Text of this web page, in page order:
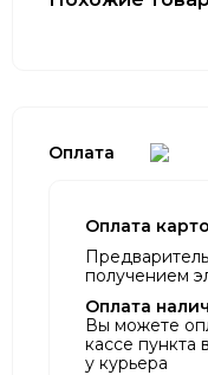
Оплата
Оплата
получением
Оплата
Вы можете
кассе пункта
у курьера